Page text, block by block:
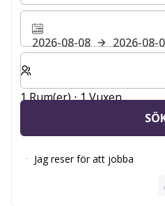
2026-08-08
2026-08-
Välj antal rum och gäster
1 Rum(er) ⋅ 1 Vuxen
Jag reser för att jobba